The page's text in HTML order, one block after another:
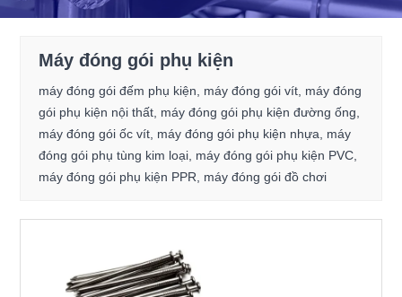
Máy đóng gói phụ kiện
máy đóng gói đếm phụ kiện, máy đóng gói vít, máy đóng
gói phụ kiện nội thất, máy đóng gói phụ kiện đường ống,
máy đóng gói ốc vít, máy đóng gói phụ kiện nhựa, máy
đóng gói phụ tùng kim loại, máy đóng gói phụ kiện PVC,
máy đóng gói phụ kiện PPR, máy đóng gói đồ chơi